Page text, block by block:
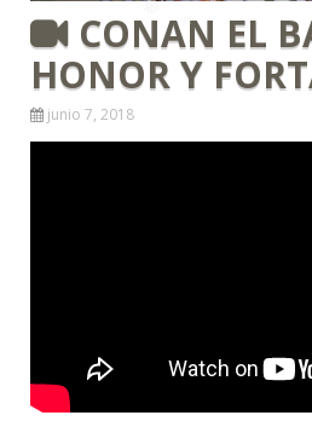
❅
CONAN EL
HONOR Y
junio 7, 2018